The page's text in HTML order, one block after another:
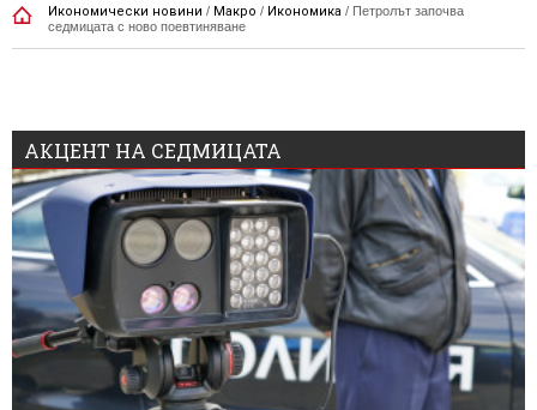
Икономически новини / Макро / Икономика / Петролът започва
седмицата с ново поевтиняване
АКЦЕНТ НА СЕДМИЦАТА